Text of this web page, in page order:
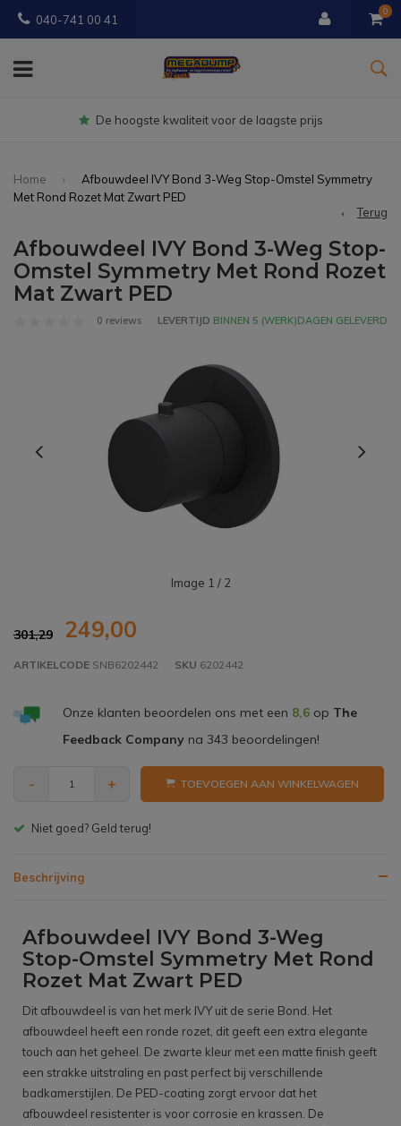
040-741 00 41
0
De hoogste kwaliteit voor de laagste prijs
Home
Afbouwdeel IVY Bond 3-Weg Stop-Omstel Symmetry
Met Rond Rozet Mat Zwart PED
Terug
Afbouwdeel IVY Bond 3-Weg Stop-
Omstel Symmetry Met Rond Rozet
Mat Zwart PED
0 reviews LEVERTIJD BINNEN 5 (WERK)DAGEN GELEVERD
Image 1 / 2
301,29 249,00
ARTIKELCODE SNB6202442 SKU 6202442
Onze klanten beoordelen ons met een 8,6op The
Feedback Companyna 343 beoordelingen!
- + TOEVOEGEN AAN WINKELWAGEN
Niet goed? Geld terug!
Beschrijving
Afbouwdeel IVY Bond 3-Weg
Stop-Omstel Symmetry Met Rond
Rozet Mat Zwart PED
Dit afbouwdeel is van het merk IVY uit de serie Bond. Het
afbouwdeel heeft een ronde rozet, dit geeft een extra elegante
touch aan het geheel. De zwarte kleur met een matte finish geeft
een strakke uitstraling en past perfect bij verschillende
badkamerstijlen. De PED-coating zorgt ervoor dat het
afbouwdeel resistenter is voor corrosie en krassen. De